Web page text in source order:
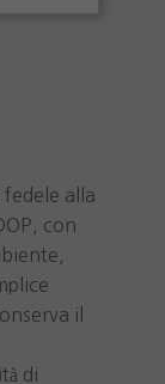
alla
con
il
di